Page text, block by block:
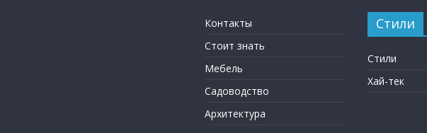
Контакты
Стоит знать
Мебель
Садоводство
Архитектура
Стили
Стили
Хай-тек